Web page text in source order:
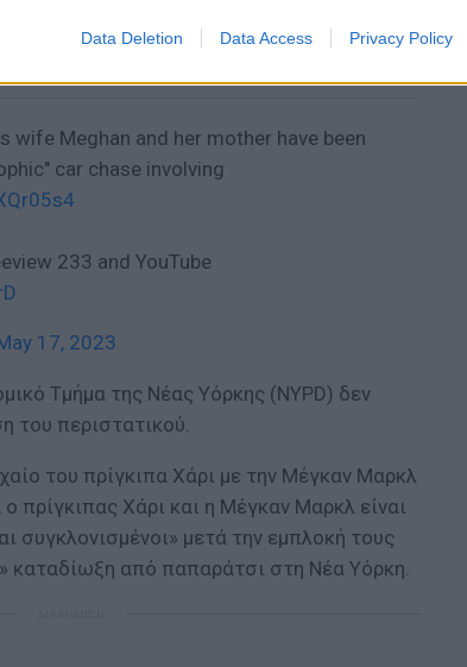
Data Deletion Data Access Privacy Policy
wife Meghan and her mother have been
car chase involving
233 and YouTube
17, 2023
Τμήμα της Νέας Υόρκης (NYPD) δεν
του περιστατικού.
του πρίγκιπα Χάρι με την Μέγκαν Μαρκλ
πρίγκιπας Χάρι και η Μέγκαν Μαρκλ είναι
συγκλονισμένοι» μετά την εμπλοκή τους
καταδίωξη από παπαράτσι στη Νέα Υόρκη.